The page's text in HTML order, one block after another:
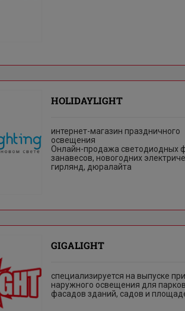
HOLIDAYLIGHT
интернет-магазин праздничного
освещения
Онлайн-продажа светодиодных
занавесов, новогодних
гирлянд, дюралайта
GIGALIGHT
специализируется на выпуске
наружного освещения для
фасадов зданий, садов и